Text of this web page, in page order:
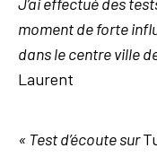
moment de forte
dans le centre ville
Laurent
« Test d’écoute sur